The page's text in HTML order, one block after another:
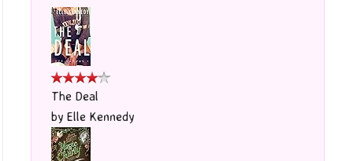
The Deal
by Elle Kennedy